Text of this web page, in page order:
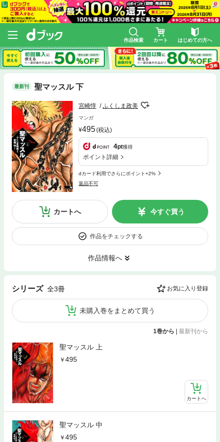
作品検索 カート はじめての方へ
最新刊 聖マッスル 下
宮崎惇 ふくしま政美
マンガ
495(税込)
4pt獲得
ポイント詳細
dカード利用でさらにポイント+2%
返品不可
カートへ 今すぐ買う
作品をチェックする
作品情報へ
シリーズ 全3冊 お気に入り登録
未購入巻をまとめて買う
1巻から | 最新刊から
聖マッスル 上
495
カートへ
聖マッスル 中
495